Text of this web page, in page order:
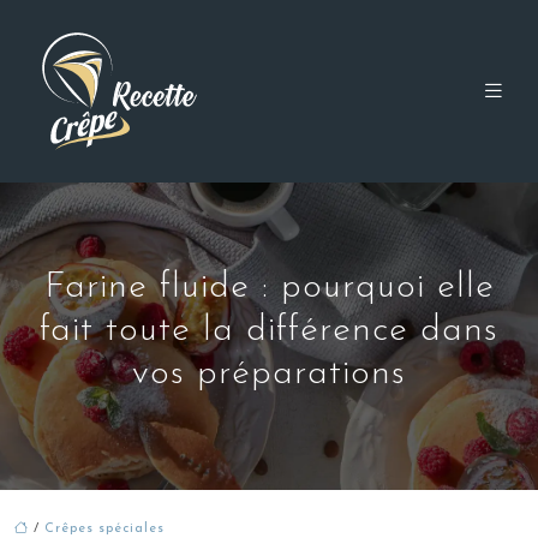
Farine fluide : pourquoi elle
fait toute la différence dans
vos préparations
/ Crêpes spéciales